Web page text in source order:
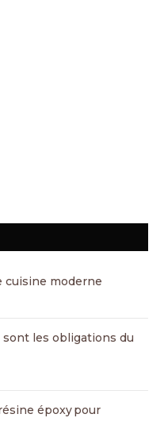
cuisine moderne
les obligations du
époxy pour